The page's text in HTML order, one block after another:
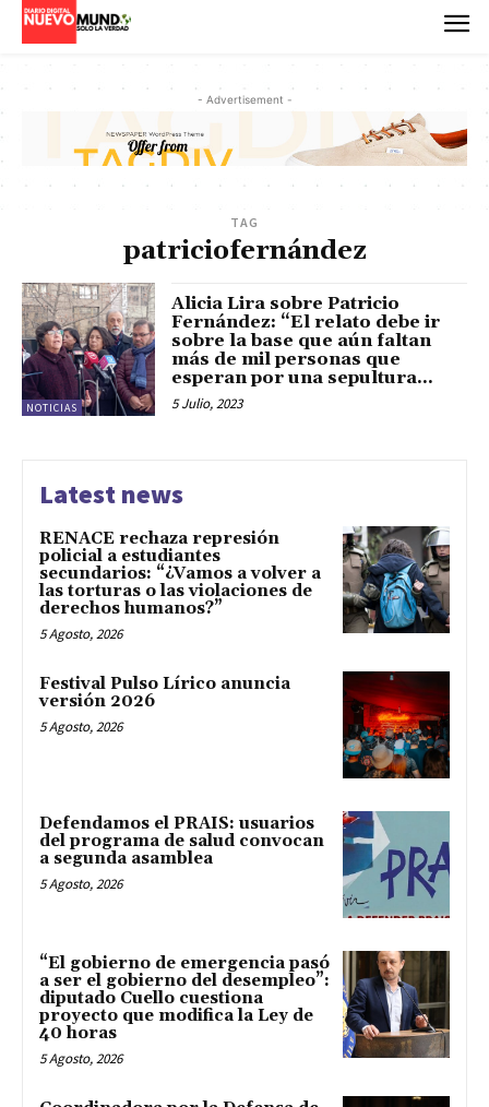
- Advertisement -
TAG
patriciofernández
NOTICIAS
Alicia Lira sobre Patricio
Fernández: “El relato debe ir
sobre la base que aún faltan
más de mil personas que
esperan por una sepultura...
5 Julio, 2023
Latest news
RENACE rechaza represión
policial a estudiantes
secundarios: “¿Vamos a volver a
las torturas o las violaciones de
derechos humanos?”
5 Agosto, 2026
Festival Pulso Lírico anuncia
versión 2026
5 Agosto, 2026
Defendamos el PRAIS: usuarios
del programa de salud convocan
a segunda asamblea
5 Agosto, 2026
“El gobierno de emergencia pasó
a ser el gobierno del desempleo”:
diputado Cuello cuestiona
proyecto que modifica la Ley de
40 horas
5 Agosto, 2026